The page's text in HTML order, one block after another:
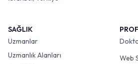
SAĞLIK
Uzmanlar
Uzmanlık Alanları
Web